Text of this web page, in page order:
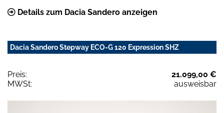
Details zum Dacia Sandero anzeigen
Dacia Sandero Stepway ECO-G 120 Expression SHZ
Preis:
21.099,00 €
MWSt:
ausweisbar